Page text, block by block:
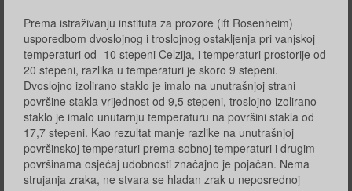
Prema istraživanju instituta za prozore (ift Rosenheim)
usporedbom dvoslojnog i troslojnog ostakljenja pri vanjskoj
temperaturi od -10 stepeni Celzija, i temperaturi prostorije od
20 stepeni, razlika u temperaturi je skoro 9 stepeni.
Dvoslojno izolirano staklo je imalo na unutrašnjoj strani
površine stakla vrijednost od 9,5 stepeni, troslojno izolirano
staklo je imalo unutarnju temperaturu na površini stakla od
17,7 stepeni. Kao rezultat manje razlike na unutrašnjoj
površinskoj temperaturi prema sobnoj temperaturi i drugim
površinama osjećaj udobnosti značajno je pojačan. Nema
strujanja zraka, ne stvara se hladan zrak u neposrednoj